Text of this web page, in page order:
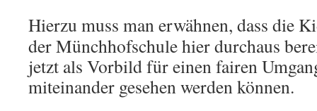
Hierzu muss man erwähnen, dass die
der Münchhofschule hier durchaus
jetzt als Vorbild für einen fairen
miteinander gesehen werden können.